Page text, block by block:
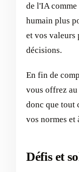
de l'IA
humain plus
et vos valeurs
décisions.
En fin de
vous offrez
donc que tout
vos normes et
Défis et